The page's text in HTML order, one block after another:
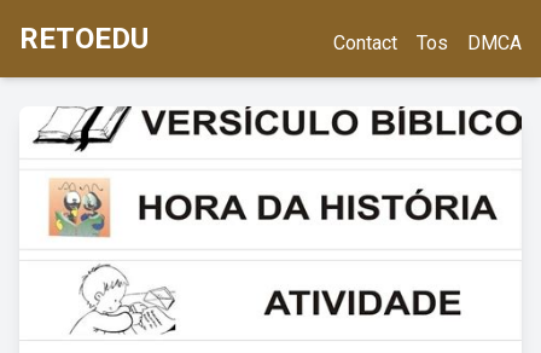
RETOEDU Contact Tos DMCA